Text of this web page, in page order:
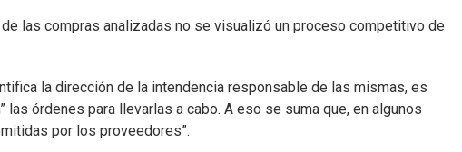
las compras analizadas no se visualizó un proceso competitivo de
la dirección de la intendencia responsable de las mismas, es
órdenes para llevarlas a cabo. A eso se suma que, en algunos
por los proveedores”.